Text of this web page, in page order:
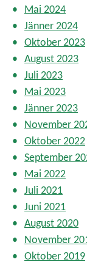
Mai 2024
Jänner 2024
Oktober 2023
August 2023
Juli 2023
Mai 2023
Jänner 2023
November
Oktober 2022
September
Mai 2022
Juli 2021
Juni 2021
August 2020
November
Oktober 2019